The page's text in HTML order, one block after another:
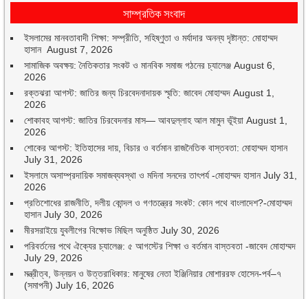
সাম্প্রতিক সংবাদ
ইসলামের মানবতাবাদী শিক্ষা: সম্প্রীতি, সহিষ্ণুতা ও মর্যাদার অনন্য দৃষ্টান্ত: মোহাম্মদ
হাসান August 7, 2026
সামাজিক অবক্ষয়: নৈতিকতার সংকট ও মানবিক সমাজ গঠনের চ্যালেঞ্জ August 6,
2026
রক্তঝরা আগস্ট: জাতির জন্য চিরবেদনাদায়ক স্মৃতি: জাবেদ মোহাম্মদ August 1,
2026
শোকাবহ আগস্ট: জাতির চিরবেদনার মাস— আবদুল্লাহ আল মামুন ভূঁইয়া August 1,
2026
শোকের আগস্ট: ইতিহাসের দায়, বিচার ও বর্তমান রাজনৈতিক বাস্তবতা: মোহাম্মদ হাসান
July 31, 2026
ইসলামে অসাম্প্রদায়িক সমাজব্যবস্থা ও মদিনা সনদের তাৎপর্য -মোহাম্মদ হাসান July 31,
2026
প্রতিশোধের রাজনীতি, দলীয় কোন্দল ও গণতন্ত্রের সংকট: কোন পথে বাংলাদেশ?-মোহাম্মদ
হাসান July 30, 2026
মীরসরাইয়ে যুবলীগের বিক্ষোভ মিছিল অনুষ্ঠিত July 30, 2026
পরিবর্তনের পথে ঐক্যের চ্যালেঞ্জ: ৫ আগস্টের শিক্ষা ও বর্তমান বাস্তবতা -জাবেদ মোহাম্মদ
July 29, 2026
মন্ত্রীত্ব, উন্নয়ন ও উত্তরাধিকার: মানুষের নেতা ইঞ্জিনিয়ার মোশাররফ হোসেন-পর্ব–৭
(সমাপনী) July 16, 2026